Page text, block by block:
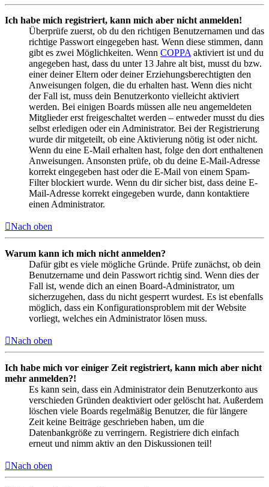
Ich habe mich registriert, kann mich aber nicht anmelden!
Überprüfe zuerst, ob du den richtigen Benutzernamen und das
richtige Passwort eingegeben hast. Wenn diese stimmen, dann
gibt es zwei Möglichkeiten. Wenn COPPA aktiviert ist und du
angegeben hast, dass du unter 13 Jahre alt bist, musst du bzw.
einer deiner Eltern oder deiner Erziehungsberechtigten den
Anweisungen folgen, die du erhalten hast. Wenn dies nicht
der Fall ist, muss dein Benutzerkonto vielleicht aktiviert
werden. Bei einigen Boards müssen alle neu angemeldeten
Mitglieder erst freigeschaltet werden – entweder musst du dies
selbst erledigen oder ein Administrator. Bei der Registrierung
wurde dir mitgeteilt, ob eine Aktivierung nötig ist oder nicht.
Wenn du eine E-Mail erhalten hast, folge den dort enthaltenen
Anweisungen. Ansonsten prüfe, ob du deine E-Mail-Adresse
korrekt eingegeben hast oder die E-Mail von einem Spam-
Filter blockiert wurde. Wenn du dir sicher bist, dass deine E-
Mail-Adresse korrekt eingegeben wurde, dann kontaktiere
einen Administrator.
Nach oben
Warum kann ich mich nicht anmelden?
Dafür gibt es viele mögliche Gründe. Prüfe zunächst, ob dein
Benutzername und dein Passwort richtig sind. Wenn dies der
Fall ist, wende dich an einen Board-Administrator, um
sicherzugehen, dass du nicht gesperrt wurdest. Es ist ebenfalls
möglich, dass ein Konfigurationsproblem mit der Website
vorliegt, welches ein Administrator lösen muss.
Nach oben
Ich habe mich vor einiger Zeit registriert, kann mich aber nicht
mehr anmelden?!
Es kann sein, dass ein Administrator dein Benutzerkonto aus
verschieden Gründen deaktiviert oder gelöscht hat. Außerdem
löschen viele Boards regelmäßig Benutzer, die für längere
Zeit keine Beiträge geschrieben haben, um die
Datenbankgröße zu verringern. Registriere dich einfach
erneut und nimm aktiv an den Diskussionen teil!
Nach oben